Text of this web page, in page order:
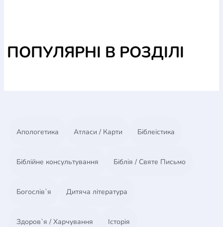
ПОПУЛЯРНІ В РОЗДІЛІ
Апологетика Атласи / Карти Біблеістика
Біблійне консультування Біблія / Святе Письмо
Богослів`я Дитяча література
Здоров`я / Харчування Історія